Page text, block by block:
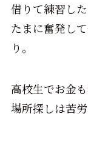
借りて練習した
たまに奮発し
り。
高校生でお金
場所探しは苦